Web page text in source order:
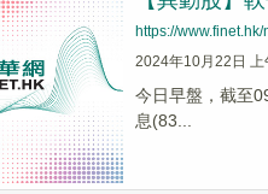
https://
2024年10月22日 上
今日早盤，截至
息(83...